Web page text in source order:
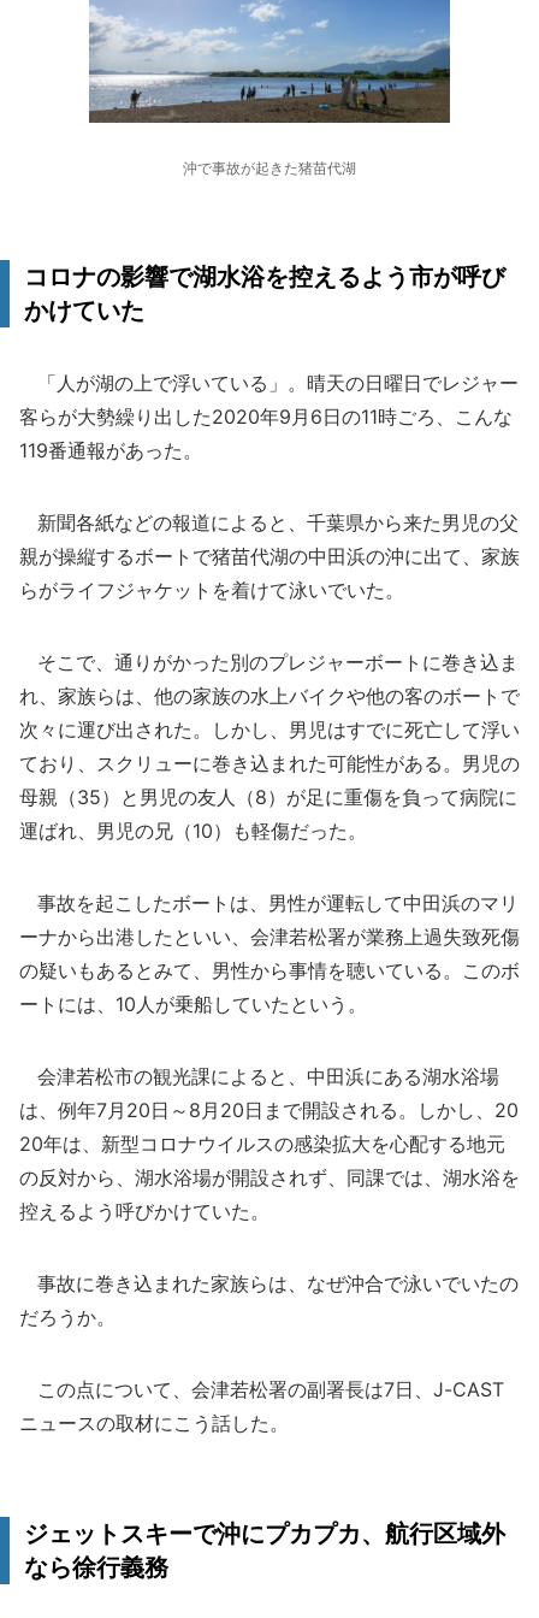
沖で事故が起きた猪苗代湖
コロナの影響で湖水浴を控えるよう市が呼び
かけていた
「人が湖の上で浮いている」。晴天の日曜日でレジャー
客らが大勢繰り出した2020年9月6日の11時ごろ、こんな
119番通報があった。
新聞各紙などの報道によると、千葉県から来た男児の父
親が操縦するボートで猪苗代湖の中田浜の沖に出て、家族
らがライフジャケットを着けて泳いでいた。
そこで、通りがかった別のプレジャーボートに巻き込ま
れ、家族らは、他の家族の水上バイクや他の客のボートで
次々に運び出された。しかし、男児はすでに死亡して浮い
ており、スクリューに巻き込まれた可能性がある。男児の
母親（35）と男児の友人（8）が足に重傷を負って病院に
運ばれ、男児の兄（10）も軽傷だった。
事故を起こしたボートは、男性が運転して中田浜のマリ
ーナから出港したといい、会津若松署が業務上過失致死傷
の疑いもあるとみて、男性から事情を聴いている。このボ
ートには、10人が乗船していたという。
会津若松市の観光課によると、中田浜にある湖水浴場
は、例年7月20日～8月20日まで開設される。しかし、20
20年は、新型コロナウイルスの感染拡大を心配する地元
の反対から、湖水浴場が開設されず、同課では、湖水浴を
控えるよう呼びかけていた。
事故に巻き込まれた家族らは、なぜ沖合で泳いでいたの
だろうか。
この点について、会津若松署の副署長は7日、J-CAST
ニュースの取材にこう話した。
ジェットスキーで沖にプカプカ、航行区域外
なら徐行義務